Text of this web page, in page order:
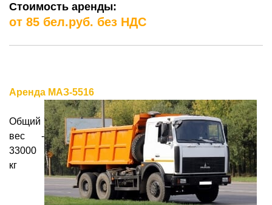
Стоимость аренды:
от 85 бел.руб. без НДС
Аренда MАЗ-5516
Общий
вес -
33000
кг